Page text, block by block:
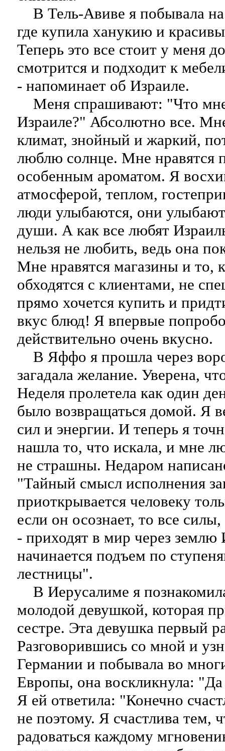
В Тель-Авиве я побывала
где купила ханукию и
Теперь это все стоит у меня
смотрится и подходит к
- напоминает об Израиле.
Меня спрашивают: "Что мне
Израиле?" Абсолютно все.
климат, знойный и жаркий,
люблю солнце. Мне нравятся
особенным ароматом. Я
атмосферой, теплом,
люди улыбаются, они
души. А как все любят
нельзя не любить, ведь она
Мне нравятся магазины и то,
обходятся с клиентами, не
прямо хочется купить и
вкус блюд! Я впервые
действительно очень вкусно.
В Яффо я прошла через
загадала желание. Уверена,
Неделя пролетела как один
было возвращаться домой. Я
сил и энергии. И теперь я
нашла то, что искала, и мне
не страшны. Недаром
"Тайный смысл исполнения
приоткрывается человеку
если он осознает, то все
- приходят в мир через землю
начинается подъем по
лестницы".
В Иерусалиме я
молодой девушкой, которая
сестре. Эта девушка первый
Разговорившись со мной и
Германии и побывала во
Европы, она воскликнула: "Да
Я ей ответила: "Конечно
не поэтому. Я счастлива тем,
радоваться каждому